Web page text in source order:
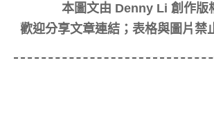
本圖文由 Denny Li 創作版
歡迎分享文章連結；表格與圖片禁